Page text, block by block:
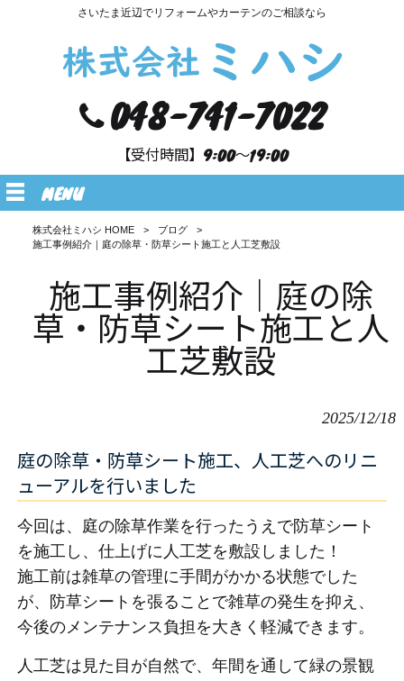
さいたま近辺でリフォームやカーテンのご相談なら
048-741-7022
【受付時間】9:00～19:00
MENU
株式会社ミハシ HOME > ブログ
>
施工事例紹介｜庭の除草・防草シート施工と人工芝敷設
施工事例紹介｜庭の除
草・防草シート施工と人
工芝敷設
2025/12/18
庭の除草・防草シート施工、人工芝へのリニ
ューアルを行いました
今回は、庭の除草作業を行ったうえで防草シート
を施工し、仕上げに人工芝を敷設しました！
施工前は雑草の管理に手間がかかる状態でした
が、防草シートを張ることで雑草の発生を抑え、
今後のメンテナンス負担を大きく軽減できます。
人工芝は見た目が自然で、年間を通して緑の景観